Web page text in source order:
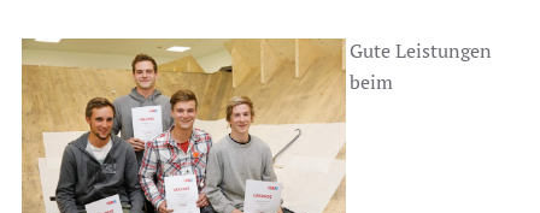
Gute Leistungen
beim